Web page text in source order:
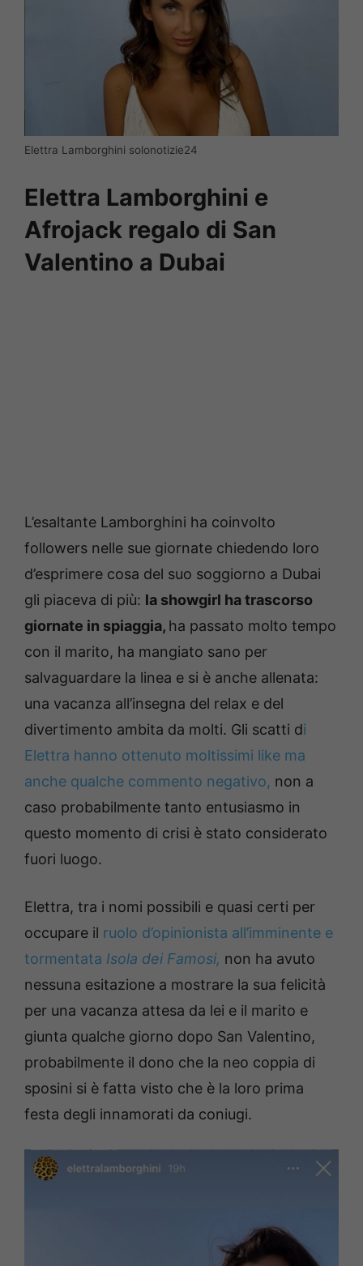
Elettra Lamborghini solonotizie24
Elettra Lamborghini e
Afrojack regalo di San
Valentino a Dubai
L’esaltante Lamborghini ha coinvolto
followers nelle sue giornate chiedendo loro
d’esprimere cosa del suo soggiorno a Dubai
gli piaceva di più: la showgirl ha trascorso
giornate in spiaggia, ha passato molto tempo
con il marito, ha mangiato sano per
salvaguardare la linea e si è anche allenata:
una vacanza all’insegna del relax e del
divertimento ambita da molti. Gli scatti di
Elettra hanno ottenuto moltissimi like ma
anche qualche commento negativo, non a
caso probabilmente tanto entusiasmo in
questo momento di crisi è stato considerato
fuori luogo.
Elettra, tra i nomi possibili e quasi certi per
occupare il ruolo d’opinionista all’imminente e
tormentata Isola dei Famosi, non ha avuto
nessuna esitazione a mostrare la sua felicità
per una vacanza attesa da lei e il marito e
giunta qualche giorno dopo San Valentino,
probabilmente il dono che la neo coppia di
sposini si è fatta visto che è la loro prima
festa degli innamorati da coniugi.